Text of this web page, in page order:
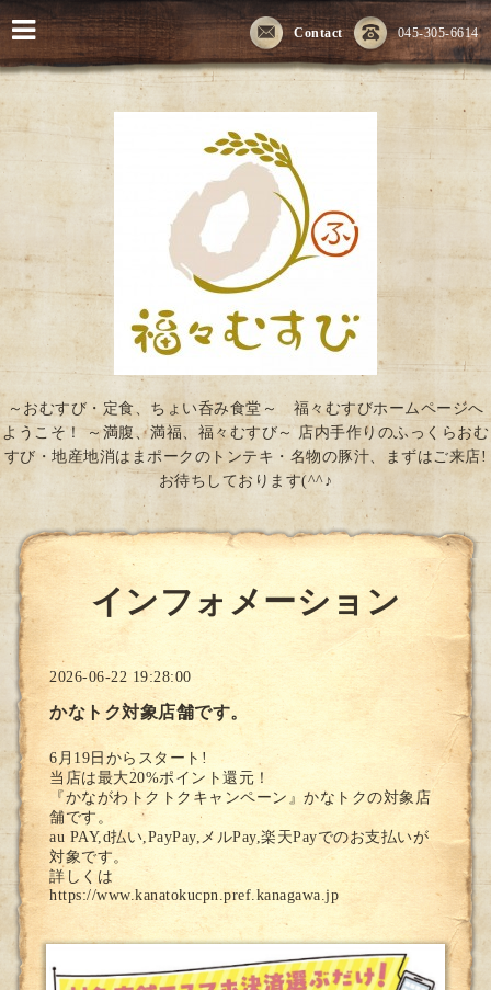
045-305-6614
Contact
～おむすび・定食、ちょい呑み食堂～ 福々むすびホームページへ
ようこそ！ ～満腹、満福、福々むすび～ 店内手作りのふっくらおむ
すび・地産地消はまポークのトンテキ・名物の豚汁、まずはご来店!
お待ちしております(^^♪
インフォメーション
2026-06-22 19:28:00
かなトク対象店舗です。
6月19日からスタート!
当店は最大20%ポイント還元！
『かながわトクトクキャンペーン』かなトクの対象店
舗です。
au PAY,d払い,PayPay,メルPay,楽天Payでのお支払いが
対象です。
詳しくは
https://www.kanatokucpn.pref.kanagawa.jp